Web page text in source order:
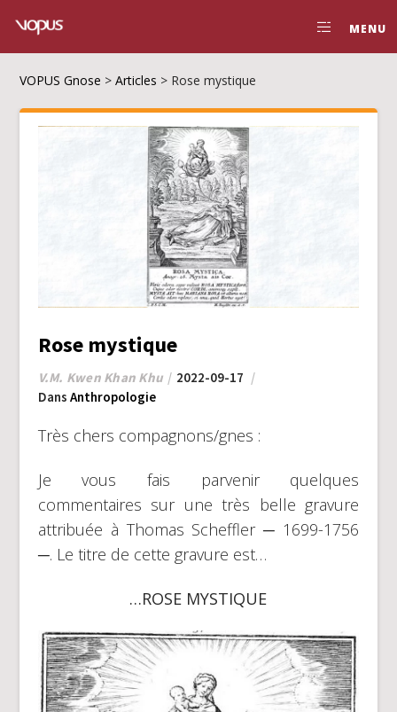
MENU
VOPUS Gnose >Articles > Rose mystique
Rose mystique
V.M. Kwen Khan Khu
2022-09-17
Dans Anthropologie
Très chers compagnons/gnes :
Je vous fais parvenir quelques
commentaires sur une très belle gravure
attribuée à Thomas Scheffler ─ 1699-1756
─. Le titre de cette gravure est…
…ROSE MYSTIQUE